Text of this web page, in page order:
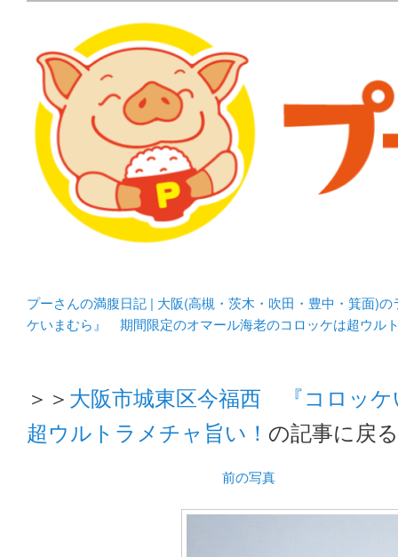
プーさんの満腹日記 |
豊中・箕面)のランチ＆
化してます。
プーさんの満腹日記 | 大阪(高槻・茨木・吹田・豊中・箕面)
ケいまむら』 期間限定のオマール海老のコロッケは超ウル
＞＞ 大阪市城東区今福西 『コロッ
超ウルトラメチャ旨い！ の記事に戻る
前の写真